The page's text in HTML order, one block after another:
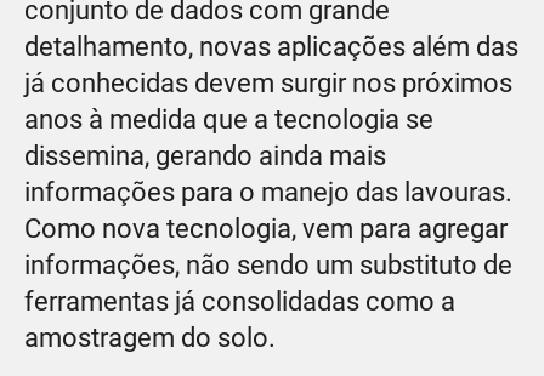
conjunto de dados com grande
detalhamento, novas aplicações além das
já conhecidas devem surgir nos próximos
anos à medida que a tecnologia se
dissemina, gerando ainda mais
informações para o manejo das lavouras.
Como nova tecnologia, vem para agregar
informações, não sendo um substituto de
ferramentas já consolidadas como a
amostragem do solo.